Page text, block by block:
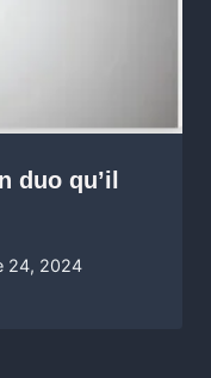
duo qu’il
24, 2024